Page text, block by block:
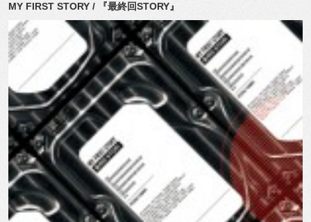
MY FIRST STORY / 『最終回STORY』